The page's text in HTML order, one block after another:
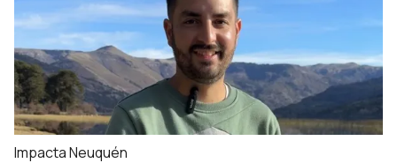
Impacta Neuquén